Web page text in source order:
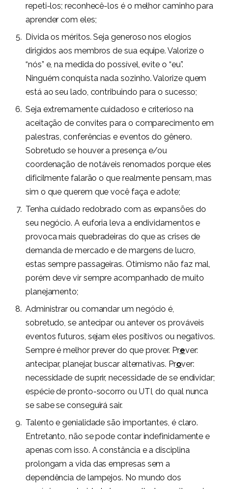
repeti-los; reconhecê-los é o melhor caminho para
aprender com eles;
Divida os méritos. Seja generoso nos elogios
dirigidos aos membros de sua equipe. Valorize o
“nós” e, na medida do possível, evite o “eu”.
Ninguém conquista nada sozinho. Valorize quem
está ao seu lado, contribuindo para o sucesso;
Seja extremamente cuidadoso e criterioso na
aceitação de convites para o comparecimento em
palestras, conferências e eventos do gênero.
Sobretudo se houver a presença e/ou
coordenação de notáveis renomados porque eles
dificilmente falarão o que realmente pensam, mas
sim o que querem que você faça e adote;
Tenha cuidado redobrado com as expansões do
seu negócio. A euforia leva a endividamentos e
provoca mais quebradeiras do que as crises de
demanda de mercado e de margens de lucro,
estas sempre passageiras. Otimismo não faz mal,
porém deve vir sempre acompanhado de muito
planejamento;
Administrar ou comandar um negócio é,
sobretudo, se antecipar ou antever os prováveis
eventos futuros, sejam eles positivos ou negativos.
Sempre é melhor prever do que prover. Prever:
antecipar, planejar, buscar alternativas. Prover:
necessidade de suprir, necessidade de se endividar;
espécie de pronto-socorro ou UTI, do qual nunca
se sabe se conseguirá sair.
Talento e genialidade são importantes, é claro.
Entretanto, não se pode contar indefinidamente e
apenas com isso. A constância e a disciplina
prolongam a vida das empresas sem a
dependência de lampejos. No mundo dos